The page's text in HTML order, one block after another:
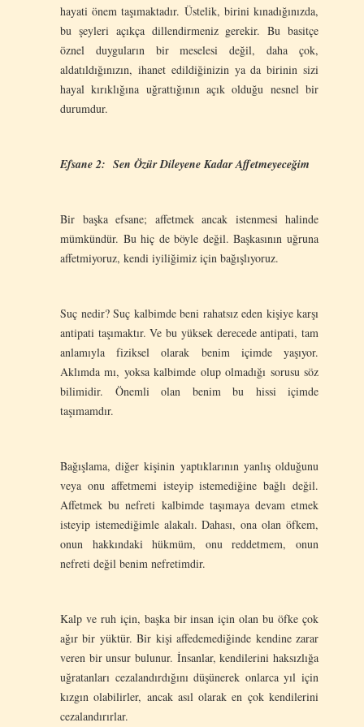
hayati önem taşımaktadır. Üstelik, birini kınadığınızda,
bu şeyleri açıkça dillendirmeniz gerekir. Bu basitçe
öznel duyguların bir meselesi değil, daha çok,
aldatıldığınızın, ihanet edildiğinizin ya da birinin sizi
hayal kırıklığına uğrattığının açık olduğu nesnel bir
durumdur.
Efsane 2: Sen Özür Dileyene Kadar Affetmeyeceğim
Bir başka efsane; affetmek ancak istenmesi halinde
mümkündür. Bu hiç de böyle değil. Başkasının uğruna
affetmiyoruz, kendi iyiliğimiz için bağışlıyoruz.
Suç nedir? Suç kalbimde beni rahatsız eden kişiye karşı
antipati taşımaktır. Ve bu yüksek derecede antipati, tam
anlamıyla fiziksel olarak benim içimde yaşıyor.
Aklımda mı, yoksa kalbimde olup olmadığı sorusu söz
bilimidir. Önemli olan benim bu hissi içimde
taşımamdır.
Bağışlama, diğer kişinin yaptıklarının yanlış olduğunu
veya onu affetmemi isteyip istemediğine bağlı değil.
Affetmek bu nefreti kalbimde taşımaya devam etmek
isteyip istemediğimle alakalı. Dahası, ona olan öfkem,
onun hakkındaki hükmüm, onu reddetmem, onun
nefreti değil benim nefretimdir.
Kalp ve ruh için, başka bir insan için olan bu öfke çok
ağır bir yüktür. Bir kişi affedemediğinde kendine zarar
veren bir unsur bulunur. İnsanlar, kendilerini haksızlığa
uğratanları cezalandırdığını düşünerek onlarca yıl için
kızgın olabilirler, ancak asıl olarak en çok kendilerini
cezalandırırlar.